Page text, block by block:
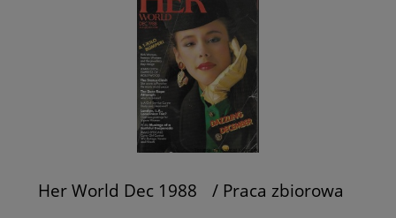
Her World Dec 1988 / Praca zbiorowa